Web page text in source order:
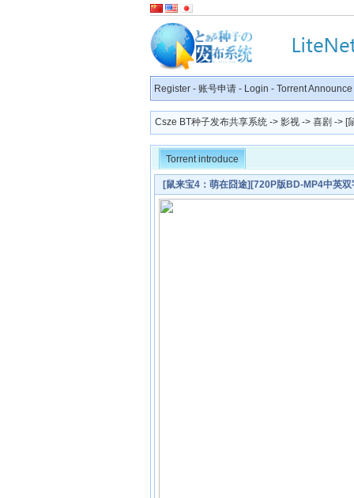
Register - 账号申请 - Login - Torrent Announce
Csze BT种子发布共享系统 -> 影视 -> 喜剧 -> [
Torrent introduce
[鼠来宝4：萌在囧途][720P版BD-MP4中英